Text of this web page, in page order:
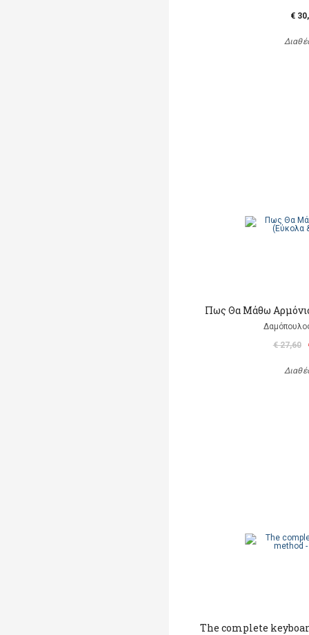
€
Πως Θα Mάθω
€ 27,60
The complete